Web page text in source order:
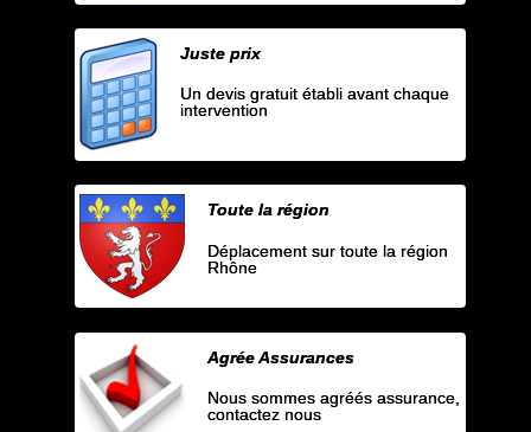
Juste prix
Un devis gratuit établi avant chaque
intervention
Toute la région
Déplacement sur toute la région
Rhône
Agrée Assurances
Nous sommes agréés assurance,
contactez nous